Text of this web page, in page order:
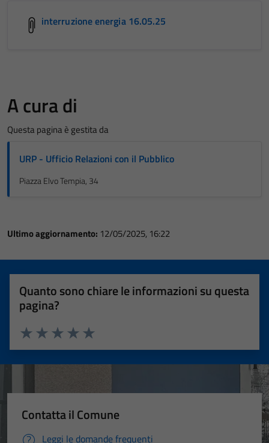
interruzione energia 16.05.25
A cura di
Questa pagina è gestita da
URP - Ufficio Relazioni con il Pubblico
Piazza Elvo Tempia, 34
Ultimo aggiornamento: 12/05/2025, 16:22
Quanto sono chiare le informazioni su questa
pagina?
Valuta 5 stelle su 5
Valuta 4 stelle su 5
Valuta 3 stelle su 5
Valuta 2 stelle su 5
Valuta 1 stelle su 5
Contatta il Comune
Leggi le domande frequenti